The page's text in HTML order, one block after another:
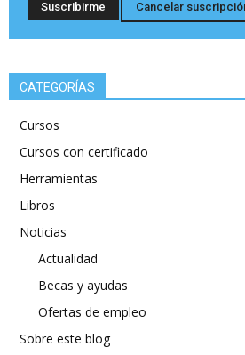
CATEGORÍAS
Cursos
Cursos con certificado
Herramientas
Libros
Noticias
Actualidad
Becas y ayudas
Ofertas de empleo
Sobre este blog